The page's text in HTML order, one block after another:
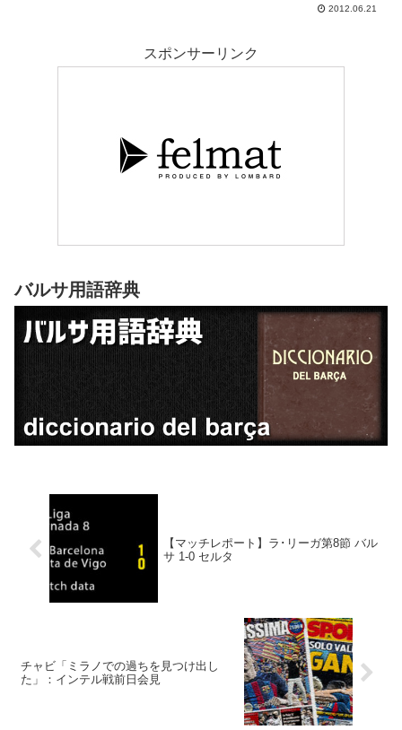
2012.06.21
スポンサーリンク
バルサ用語辞典
【マッチレポート】ラ･リーガ第8節 バル
サ 1-0 セルタ
チャビ「ミラノでの過ちを見つけ出し
た」：インテル戦前日会見